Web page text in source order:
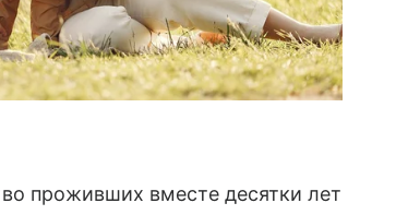
проживших вместе десятки лет